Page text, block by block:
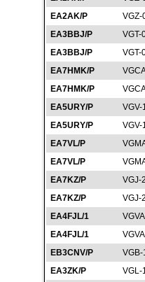
EA2AK/P
VGZ-
EA3BBJ/P
VGT-
EA3BBJ/P
VGT-
EA7HMK/P
EA7HMK/P
EA5URY/P
VGV-
EA5URY/P
VGV-
EA7VL/P
EA7VL/P
EA7KZ/P
VGJ-
EA7KZ/P
VGJ-
EA4FJL/1
EA4FJL/1
EB3CNV/P
EA3ZK/P
VGL-